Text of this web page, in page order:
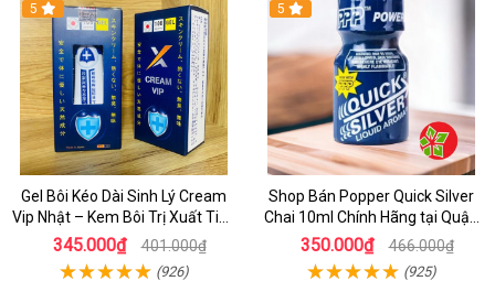
5
Gel Bôi Kéo Dài Sinh Lý Cream
Vip Nhật – Kem Bôi Trị Xuất Tinh
Sớm Chính Hãng Cho Nam
345.000₫ 401.000₫
(926)
5
Shop Bán Popper Quick Silver
Chai 10ml Chính Hãng tại Quận
1 - Kích thích tăng ham muốn
cực mạnh
350.000₫ 466.000₫
(925)